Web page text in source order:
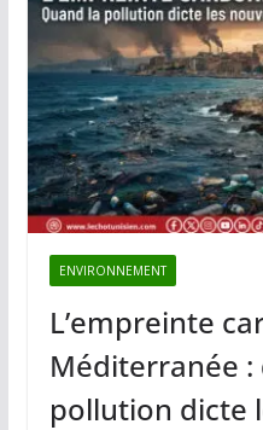
ENVIRONNEMENT
L’empreinte
Méditerranée :
pollution dicte